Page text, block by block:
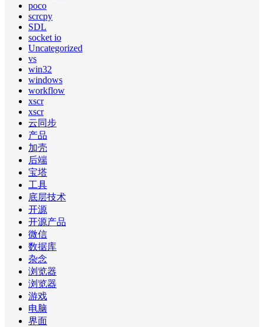
poco
scrcpy
SDL
socket io
Uncategorized
vs
win32
windows
workflow
xscr
xscr
云同步
产品
加壳
后端
宝塔
工具
底层技术
开源
开源产品
微信
数据库
杂念
浏览器
浏览器
游戏
电脑
界面